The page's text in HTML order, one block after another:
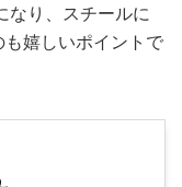
なり、スチールに
嬉しいポイントで